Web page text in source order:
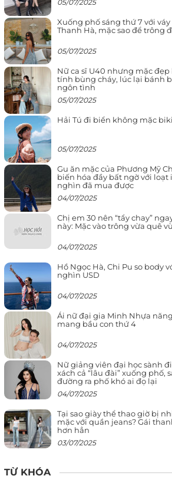
05/07/2025
Xuống phố sáng thứ 7 với váy
Thanh Hà, mặc sao để trông
05/07/2025
Nữ ca sĩ U40 nhưng mặc đẹp
tính bùng cháy, lúc lại bánh
ngôn tình
05/07/2025
Hải Tú đi biển không mặc
05/07/2025
Gu ăn mặc của Phương Mỹ
biến hóa đầy bất ngờ với
nghìn đã mua được
04/07/2025
Chị em 30 nên “tẩy chay”
này: Mặc vào trông vừa quê
04/07/2025
Hồ Ngọc Hà, Chi Pu so body
nghìn USD
04/07/2025
Ái nữ đại gia Minh Nhựa
mang bầu con thứ 4
04/07/2025
Nữ giảng viên đại học sành
xách cả “lâu đài” xuống phố,
đường ra phố khó ai đọ lại
04/07/2025
Tại sao giày thể thao giờ bị
mặc với quần jeans? Gái
hơn hẳn
03/07/2025
TỪ KHÓA